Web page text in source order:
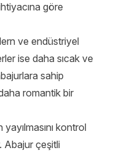
göre
ve endüstriyel
ise daha sıcak ve
sahip
romantik bir
yayılmasını kontrol
Abajur çeşitli